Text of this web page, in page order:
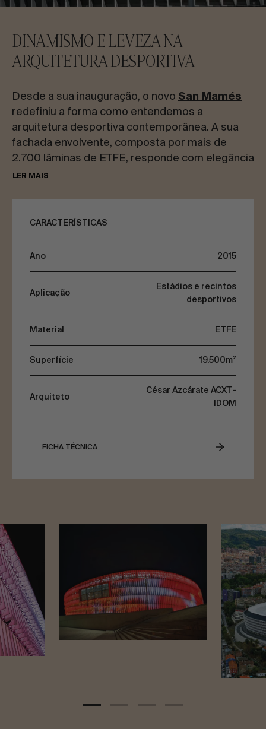
CONTACTE-NOS
Solicite informações
PT ES EN FR
DINAMISMO E LEVEZA NA
ARQUITETURA DESPORTIVA
Desde a sua inauguração, o novo San Mamés
redefiniu a forma como entendemos a
arquitetura desportiva contemporânea. A sua
fachada envolvente, composta por mais de
2.700 lâminas de ETFE, responde com elegância
e precisão aos desafios da sustentabilidade, do
A intervenção da IASO permitiu transformar uma
reconhecível. Um sistema técnico que não só
contribui ativamente para a identidade visual do
estádio.
LER MAIS
CARACTERÍSTICAS
Ano 2015
Aplicação
Estádios e recintos
desportivos
Material ETFE
Superfície 19.500m²
Arquiteto
César Azcárate ACXT-
IDOM
FICHA TÉCNICA